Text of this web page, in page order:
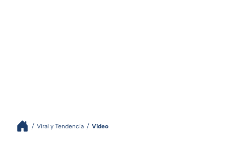
Viral y Tendencia Video